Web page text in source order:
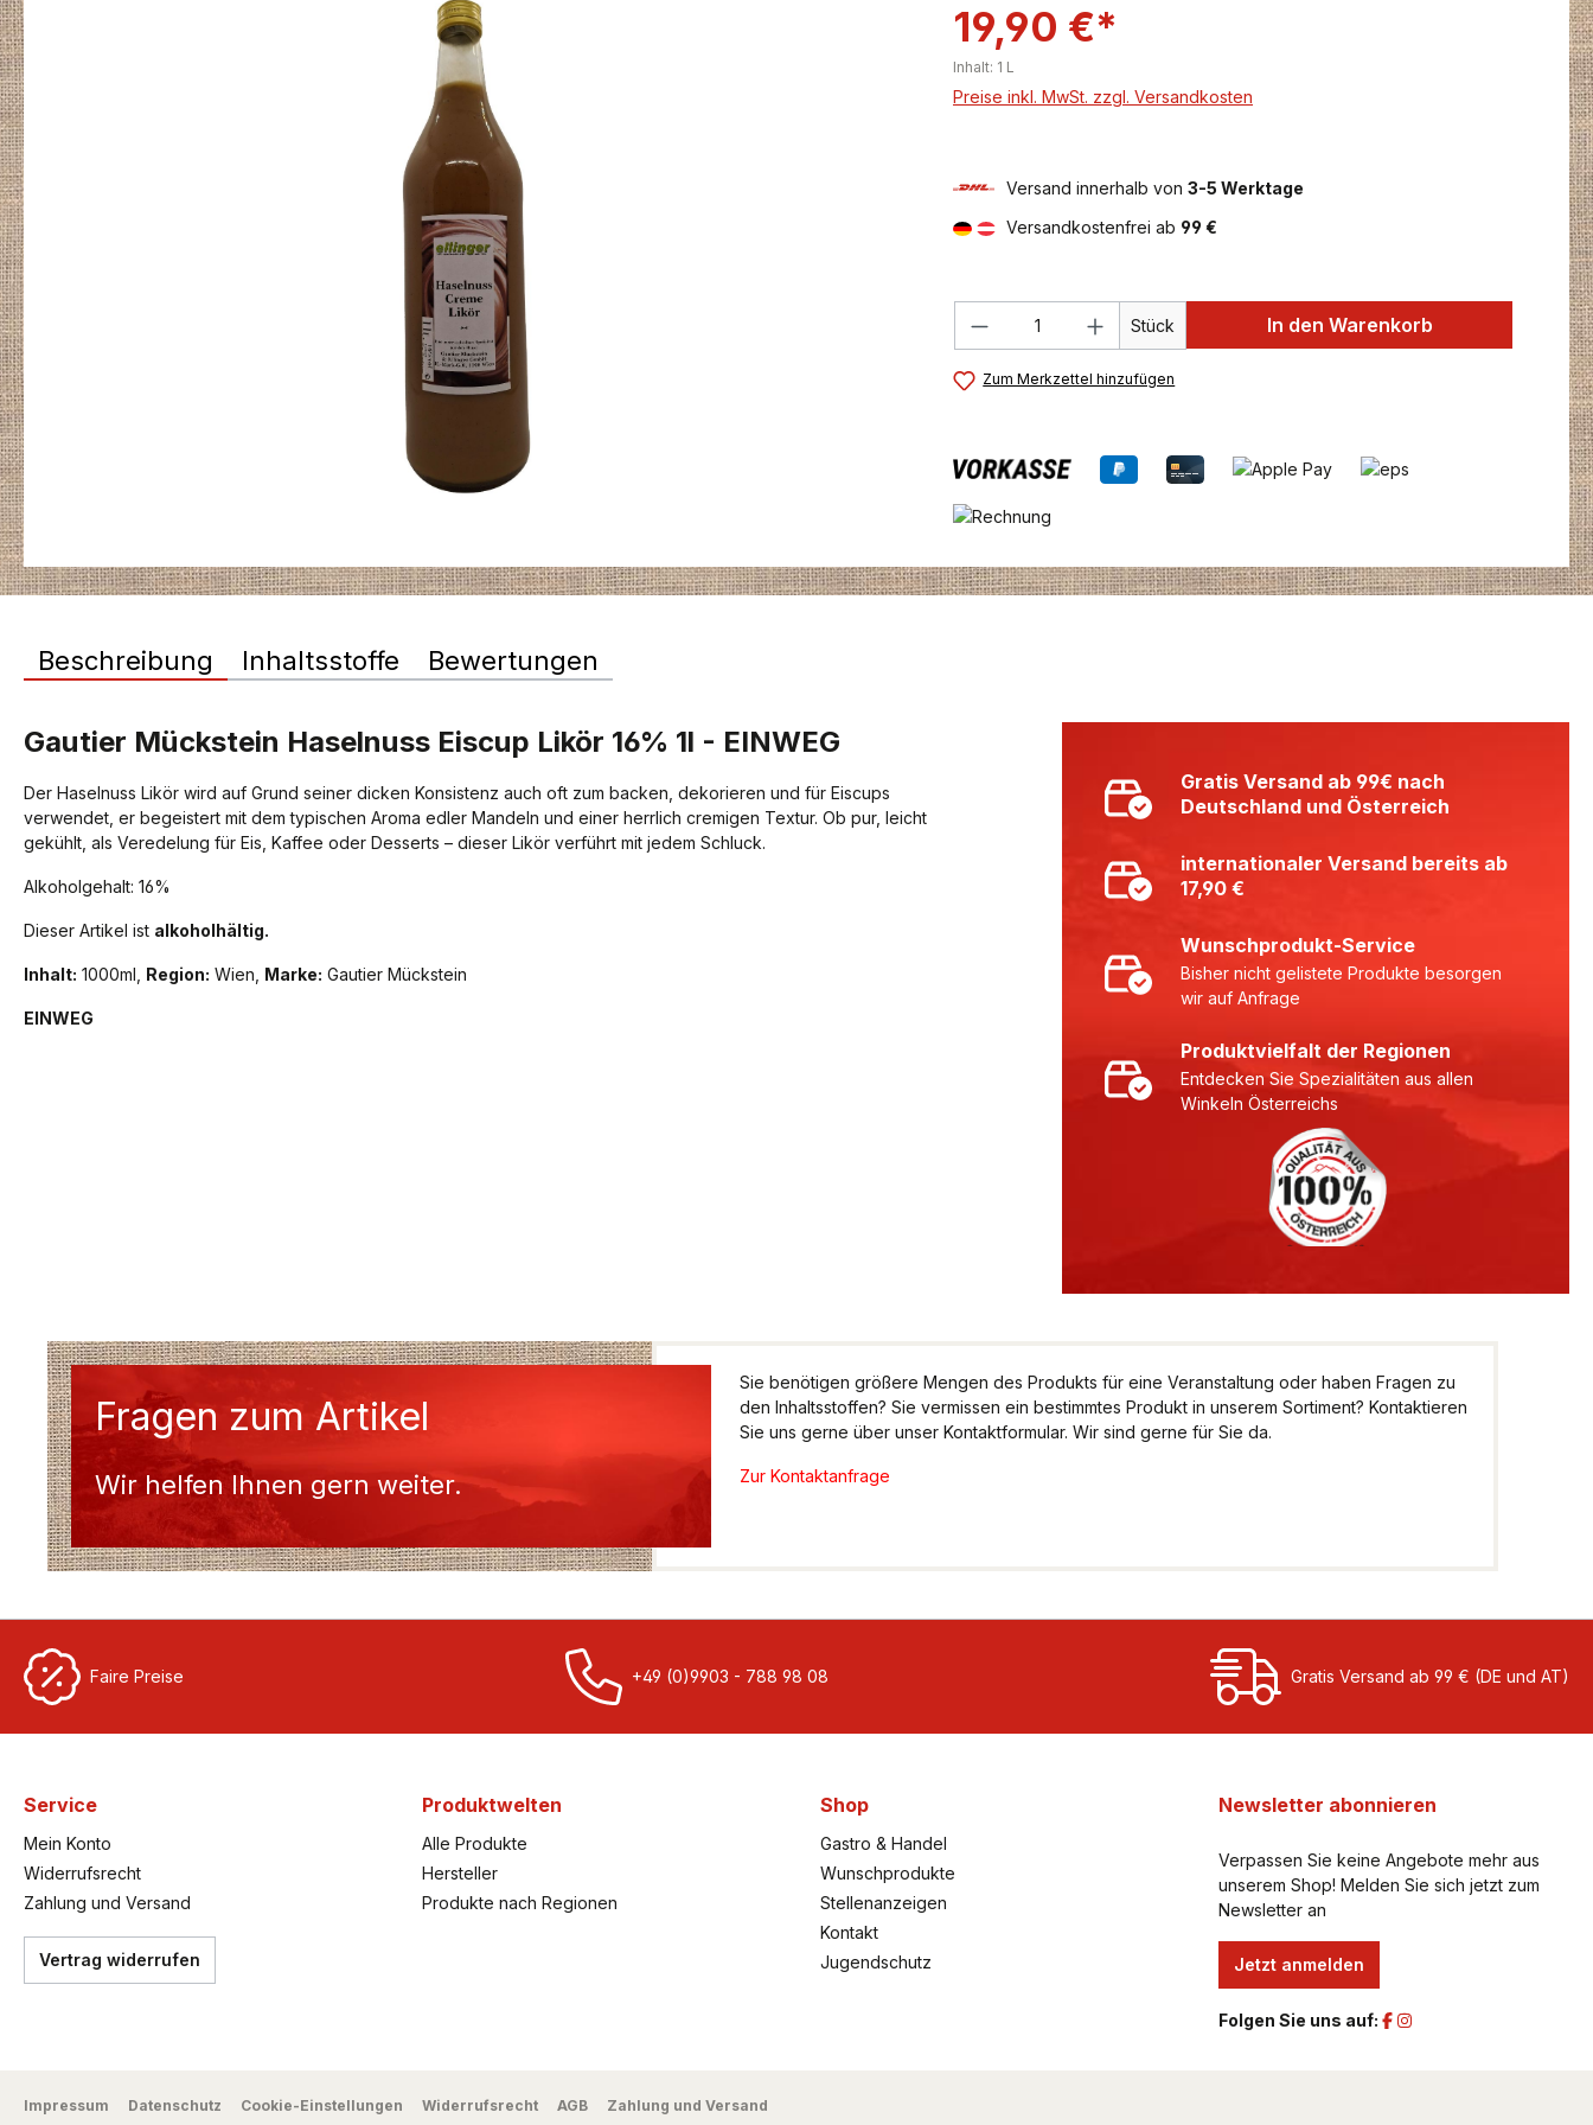
Bildergalerie überspringen 19,90 €*
Inhalt: 1 L
Preise inkl. MwSt. zzgl. Versandkosten
Versand innerhalb von 3-5 Werktage
Versandkostenfrei ab 99 €
Produkt Anzahl: Gib den gewünschten Wert
Stück In den Warenkorb
Zum Merkzettel hinzufügen
Beschreibung Inhaltsstoffe Bewertungen
Gautier Mückstein Haselnuss Eiscup Likör 16% 1l - EINWEG
Der Haselnuss Likör wird auf Grund seiner dicken Konsistenz auch oft zum backen, dekorieren und für Eiscups
verwendet, er begeistert mit dem typischen Aroma edler Mandeln und einer herrlich cremigen Textur. Ob pur, leicht
gekühlt, als Veredelung für Eis, Kaffee oder Desserts – dieser Likör verführt mit jedem Schluck.
Alkoholgehalt: 16%
Dieser Artikel ist alkoholhältig.
Inhalt: 1000ml, Region: Wien, Marke: Gautier Mückstein
EINWEG
Gratis Versand ab 99€ nach
Deutschland und Österreich
internationaler Versand bereits ab
17,90 €
Wunschprodukt-Service
Bisher nicht gelistete Produkte besorgen
wir auf Anfrage
Produktvielfalt der Regionen
Entdecken Sie Spezialitäten aus allen
Winkeln Österreichs
Fragen zum Artikel
Wir helfen Ihnen gern weiter.
Sie benötigen größere Mengen des Produkts für eine Veranstaltung oder haben Fragen zu
den Inhaltsstoffen? Sie vermissen ein bestimmtes Produkt in unserem Sortiment? Kontaktieren
Sie uns gerne über unser Kontaktformular. Wir sind gerne für Sie da.
Zur Kontaktanfrage
Faire Preise +49 (0)9903 - 788 98 08 Gratis Versand ab 99 € (DE und AT)
Service
Mein Konto
Widerrufsrecht
Zahlung und Versand
Vertrag widerrufen
Produktwelten
Alle Produkte
Hersteller
Produkte nach Regionen
Shop
Gastro & Handel
Wunschprodukte
Stellenanzeigen
Kontakt
Jugendschutz
Newsletter abonnieren
Verpassen Sie keine Angebote mehr aus
unserem Shop! Melden Sie sich jetzt zum
Newsletter an
Jetzt anmelden
Folgen Sie uns auf:
Impressum Datenschutz Cookie-Einstellungen Widerrufsrecht AGB Zahlung und Versand